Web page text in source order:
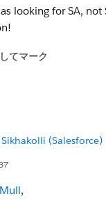
looking for SA, not
てマーク
(Salesforce)
,